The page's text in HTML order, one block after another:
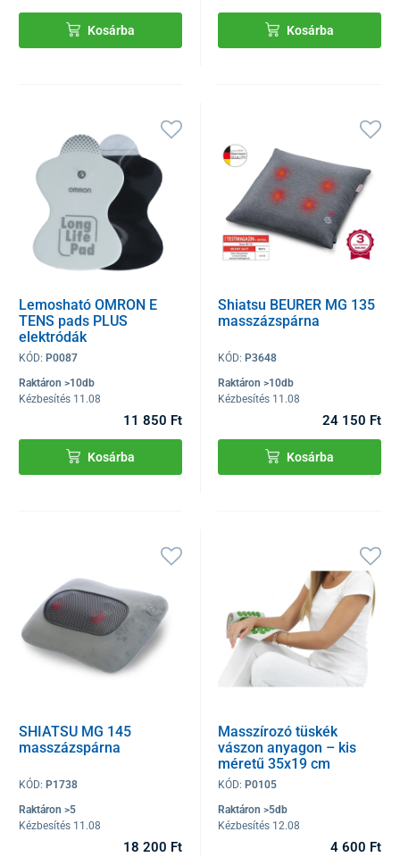
Kosárba Kosárba
Lemosható OMRON E
TENS pads PLUS
elektródák
KÓD: P0087
Raktáron >10db
Kézbesítés 11.08
11 850 Ft
Kosárba
Shiatsu BEURER MG 135
masszázspárna
KÓD: P3648
Raktáron >10db
Kézbesítés 11.08
24 150 Ft
Kosárba
SHIATSU MG 145
masszázspárna
KÓD: P1738
Raktáron >5
Kézbesítés 11.08
18 200 Ft
Masszírozó tüskék
vászon anyagon – kis
méretű 35x19 cm
(Iplikátor)
KÓD: P0105
Raktáron >5db
Kézbesítés 12.08
4 600 Ft